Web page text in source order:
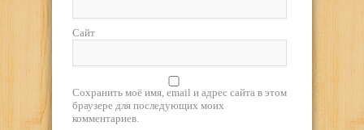
Сайт
Сохранить моё имя, email и адрес сайта в этом
браузере для последующих моих
комментариев.